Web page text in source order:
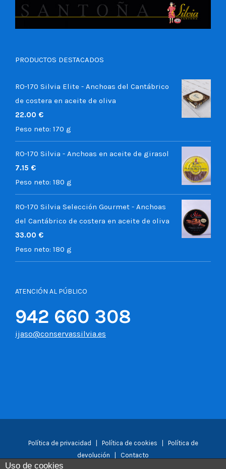
PRODUCTOS DESTACADOS
RO-170 Silvia Elite - Anchoas del Cantábrico
de costera en aceite de oliva
22.00 €
Peso neto: 170 g
RO-170 Silvia - Anchoas en aceite de girasol
7.15 €
Peso neto: 180 g
RO-170 Silvia Selección Gourmet - Anchoas
del Cantábrico de costera en aceite de oliva
33.00 €
Peso neto: 180 g
ATENCIÓN AL PÚBLICO
942 660 308
ijaso@conservassilvia.es
Política de privacidad Política de cookies
Política de
devolución
Contacto
Uso de cookies